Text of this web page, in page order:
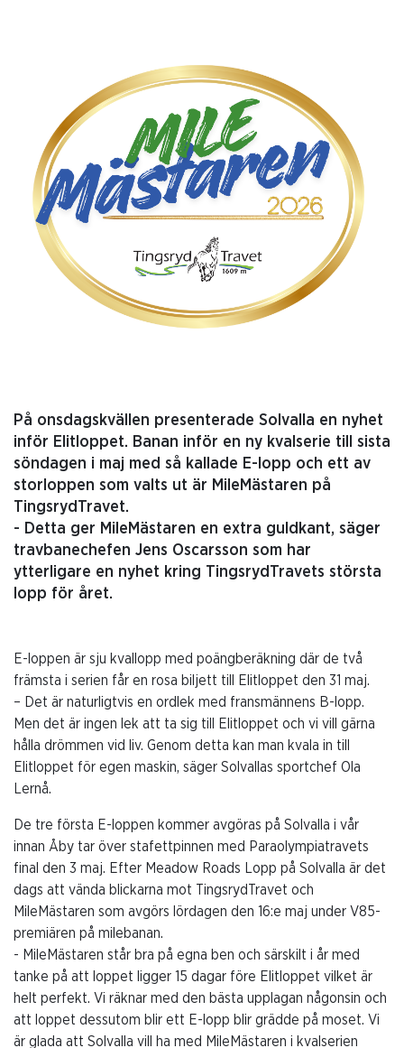
På onsdagskvällen presenterade Solvalla en nyhet
inför Elitloppet. Banan inför en ny kvalserie till sista
söndagen i maj med så kallade E-lopp och ett av
storloppen som valts ut är MileMästaren på
TingsrydTravet.
- Detta ger MileMästaren en extra guldkant, säger
travbanechefen Jens Oscarsson som har
ytterligare en nyhet kring TingsrydTravets största
lopp för året.
E-loppen är sju kvallopp med poängberäkning där de två
främsta i serien får en rosa biljett till Elitloppet den 31 maj.
– Det är naturligtvis en ordlek med fransmännens B-lopp.
Men det är ingen lek att ta sig till Elitloppet och vi vill gärna
hålla drömmen vid liv. Genom detta kan man kvala in till
Elitloppet för egen maskin, säger Solvallas sportchef Ola
Lernå.
De tre första E-loppen kommer avgöras på Solvalla i vår
innan Åby tar över stafettpinnen med Paraolympiatravets
final den 3 maj. Efter Meadow Roads Lopp på Solvalla är det
dags att vända blickarna mot TingsrydTravet och
MileMästaren som avgörs lördagen den 16:e maj under V85-
premiären på milebanan.
- MileMästaren står bra på egna ben och särskilt i år med
tanke på att loppet ligger 15 dagar före Elitloppet vilket är
helt perfekt. Vi räknar med den bästa upplagan någonsin och
att loppet dessutom blir ett E-lopp blir grädde på moset. Vi
är glada att Solvalla vill ha med MileMästaren i kvalserien